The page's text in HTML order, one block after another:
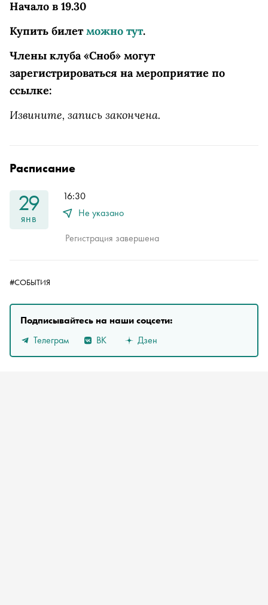
Начало в 19.30
Купить билетможно тут.
Члены клуба «Сноб» могут
зарегистрироваться на мероприятие по
ссылке:
Извините, запись закончена.
Расписание
29
янв
16:30
Не указано
Регистрация завершена
#СОБЫТИЯ
Подписывайтесь на наши соцсети:
Телеграм
ВК Дзен